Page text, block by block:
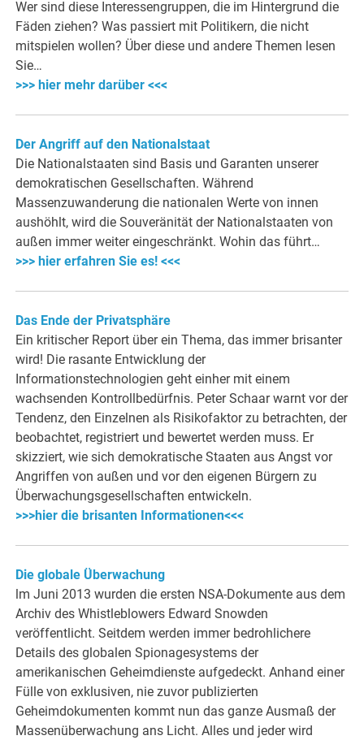
Wer sind diese Interessengruppen, die im Hintergrund die
Fäden ziehen? Was passiert mit Politikern, die nicht
mitspielen wollen? Über diese und andere Themen lesen
Sie…
>>> hier mehr darüber <<<
Der Angriff auf den Nationalstaat
Die Nationalstaaten sind Basis und Garanten unserer
demokratischen Gesellschaften. Während
Massenzuwanderung die nationalen Werte von innen
aushöhlt, wird die Souveränität der Nationalstaaten von
außen immer weiter eingeschränkt. Wohin das führt…
>>> hier erfahren Sie es! <<<
Das Ende der Privatsphäre
Ein kritischer Report über ein Thema, das immer brisanter
wird! Die rasante Entwicklung der
Informationstechnologien geht einher mit einem
wachsenden Kontrollbedürfnis. Peter Schaar warnt vor der
Tendenz, den Einzelnen als Risikofaktor zu betrachten, der
beobachtet, registriert und bewertet werden muss. Er
skizziert, wie sich demokratische Staaten aus Angst vor
Angriffen von außen und vor den eigenen Bürgern zu
Überwachungsgesellschaften entwickeln.
>>>hier die brisanten Informationen<<<
Die globale Überwachung
lm Juni 2013 wurden die ersten NSA-Dokumente aus dem
Archiv des Whistleblowers Edward Snowden
veröffentlicht. Seitdem werden immer bedrohlichere
Details des globalen Spionagesystems der
amerikanischen Geheimdienste aufgedeckt. Anhand einer
Fülle von exklusiven, nie zuvor publizierten
Geheimdokumenten kommt nun das ganze Ausmaß der
Massenüberwachung ans Licht. Alles und jeder wird